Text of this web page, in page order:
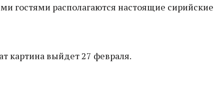
гостями располагаются настоящие сирийские
картина выйдет 27 февраля.